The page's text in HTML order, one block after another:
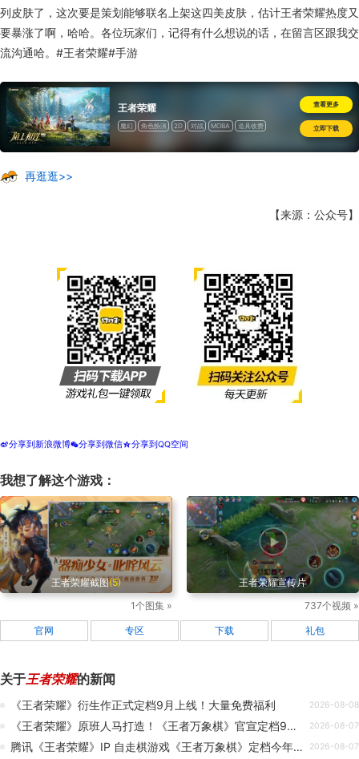
列皮肤了，这次要是策划能够联名上架这四美皮肤，估计王者荣耀热度又
要暴涨了啊，哈哈。各位玩家们，记得有什么想说的话，在留言区跟我交
流沟通哈。#王者荣耀#手游
王者荣耀
魔幻 角色扮演 2D 对战 MOBA 道具收费
查看更多
立即下载
再逛逛>>
【来源：公众号】
t分享到新浪微博w分享到微信z分享到QQ空间
我想了解这个游戏：
王者荣耀截图(5)
1个图集 »
王者荣耀宣传片
737个视频 »
官网 专区 下载 礼包
关于王者荣耀的新闻
《王者荣耀》衍生作正式定档9月上线！大量免费福利 2026-08-08
《王者荣耀》原班人马打造！《王者万象棋》官宣定档9月：预约突破5000万 2026-08-07
腾讯《王者荣耀》IP 自走棋游戏《王者万象棋》定档今年 9 月，全网预约人数突破 5000 万 2026-08-07